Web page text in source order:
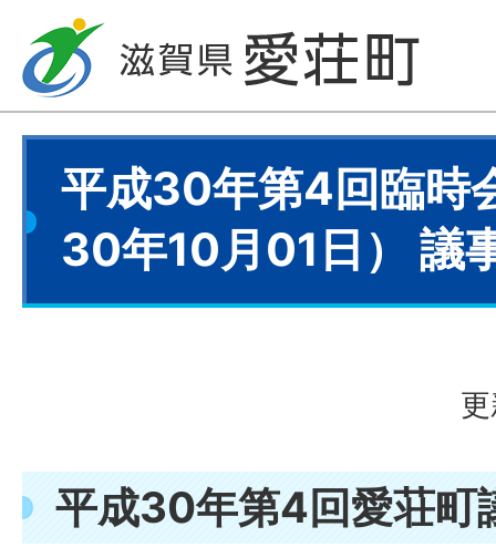
平成30年第4回臨時
30年10月01日） 議
平成30年第4回愛荘町